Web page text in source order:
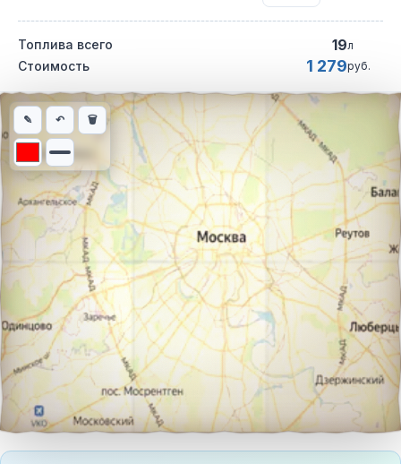
Топлива всего 19л
Стоимость 1 279руб.
Интерактивная карта автомобильного маршрута из города
✎ ↶ 🗑